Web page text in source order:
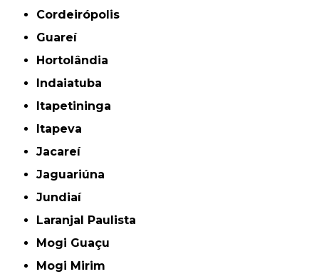
Cordeirópolis
Guareí
Hortolândia
Indaiatuba
Itapetininga
Itapeva
Jacareí
Jaguariúna
Jundiaí
Laranjal Paulista
Mogi Guaçu
Mogi Mirim